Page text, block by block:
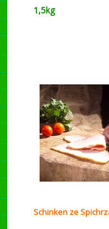
1,5kg
Schinken ze